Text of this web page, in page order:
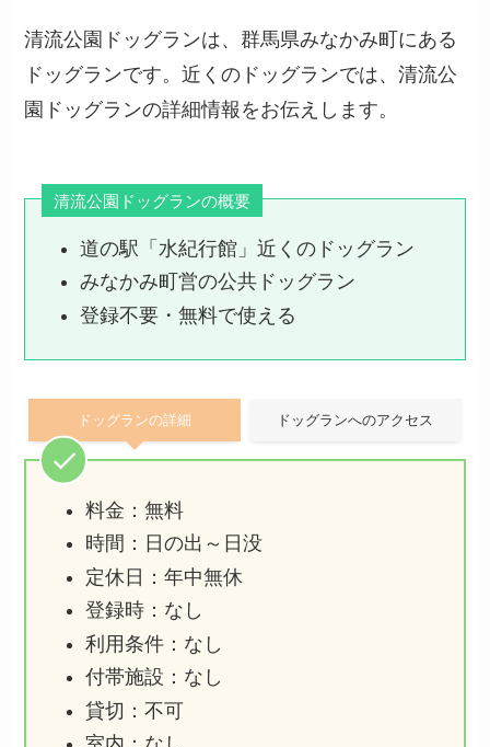
清流公園ドッグランは、群馬県みなかみ町にある
ドッグランです。近くのドッグランでは、清流公
園ドッグランの詳細情報をお伝えします。
清流公園ドッグランの概要
道の駅「水紀行館」近くのドッグラン
みなかみ町営の公共ドッグラン
登録不要・無料で使える
ドッグランの詳細 ドッグランへのアクセス
料金：無料
時間：日の出～日没
定休日：年中無休
登録時：なし
利用条件：なし
付帯施設：なし
貸切：不可